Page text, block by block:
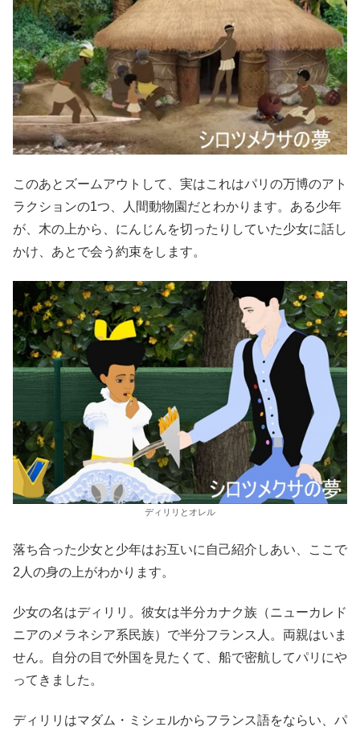
このあとズームアウトして、実はこれはパリの万博のアト
ラクションの1つ、人間動物園だとわかります。ある少年
が、木の上から、にんじんを切ったりしていた少女に話し
かけ、あとで会う約束をします。
ディリリとオレル
落ち合った少女と少年はお互いに自己紹介しあい、ここで
2人の身の上がわかります。
少女の名はディリリ。彼女は半分カナク族（ニューカレド
ニアのメラネシア系民族）で半分フランス人。両親はいま
せん。自分の目で外国を見たくて、船で密航してパリにや
ってきました。
ディリリはマダム・ミシェルからフランス語をならい、パ